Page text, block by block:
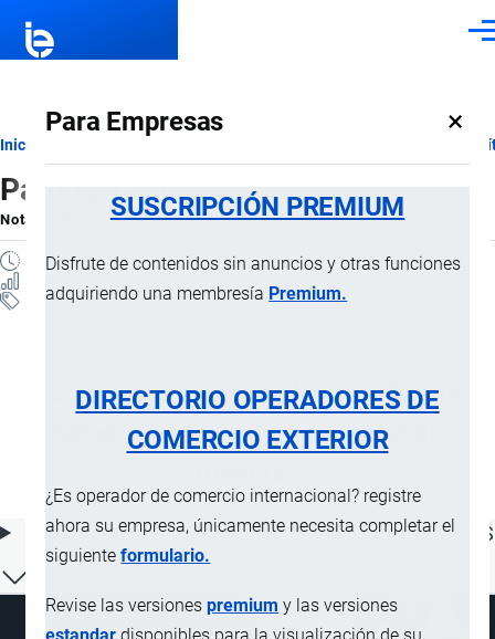
Para Empresas ×
SUSCRIPCIÓN PREMIUM
Disfrute de contenidos sin anuncios y otras funciones
adquiriendo una membresía Premium.
DIRECTORIO OPERADORES DE
COMERCIO EXTERIOR
¿Es operador de comercio internacional? registre
ahora su empresa, únicamente necesita completar el
siguienteformulario.
Revise las versionespremium y las versiones
Ruta
de
navegación
Inicio
Partida 12.08
Nota ExplicativaporImportaciones …, 17 Julio, 2024
1 MINUTO
Notas Explicativas
12.08 Harina de semillas o de frutos
oleaginosos, excepto la harina de
ÍNDICE DE CONTENIDOS